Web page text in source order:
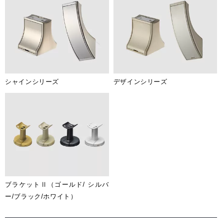
シャインシリーズ デザインシリーズ
ブラケットⅡ（ゴールド/ シルバ
ー/ブラック/ホワイト）